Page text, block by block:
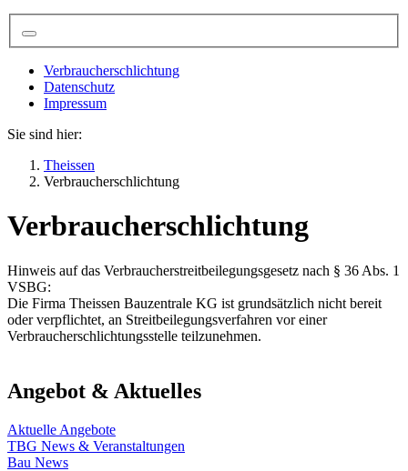
Verbraucherschlichtung
Datenschutz
Impressum
Sie sind hier:
Theissen
Verbraucherschlichtung
Verbraucherschlichtung
Hinweis auf das Verbraucherstreitbeilegungsgesetz nach § 36 Abs. 1
VSBG:
Die Firma Theissen Bauzentrale KG ist grundsätzlich nicht bereit
oder verpflichtet, an Streitbeilegungsverfahren vor einer
Verbraucherschlichtungsstelle teilzunehmen.
Angebot & Aktuelles
Aktuelle Angebote
TBG News & Veranstaltungen
Bau News